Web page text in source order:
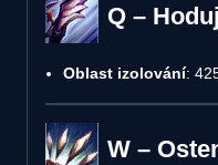
Q –
Oblast izolování:
W –